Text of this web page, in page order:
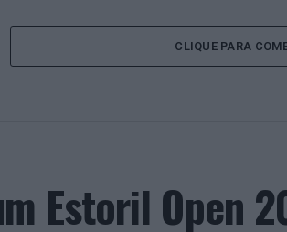
CLIQUE PARA
Estoril Open